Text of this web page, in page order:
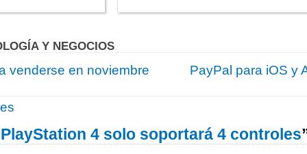
Y NEGOCIOS
venderse en noviembre PayPal para iOS y
PlayStation 4 solo soportará 4 controles